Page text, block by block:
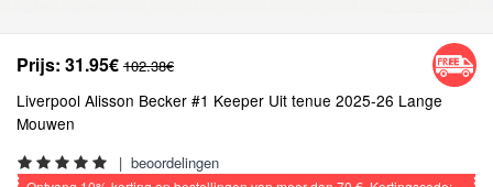
Prijs: 31.95€ 102.38€
Liverpool Alisson Becker #1 Keeper Uit tenue 2025-26 Lange
Mouwen
| beoordelingen